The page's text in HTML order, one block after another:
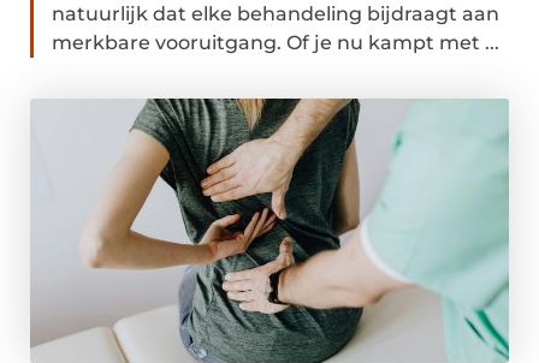
natuurlijk dat elke behandeling bijdraagt aan
merkbare vooruitgang. Of je nu kampt met ...